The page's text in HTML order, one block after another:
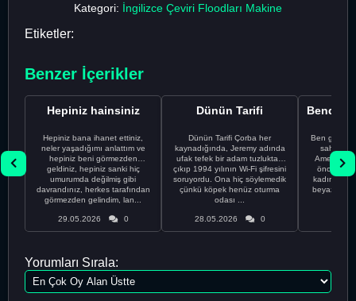
Kategori: İngilizce Çeviri Floodları Makine
Etiketler:
Benzer İçerikler
Hepiniz hainsiniz
Hepiniz bana ihanet ettiniz,
neler yaşadığımı anlattım ve
hepiniz beni görmezden
geldiniz, hepiniz sanki hiç
umurumda değilmiş gibi
davrandınız, herkes tarafından
görmezden gelindim, lan...
29.05.2026 0
Dünün Tarifi
Dünün Tarifi Çorba her
kaynadığında, Jeremy adında
ufak tefek bir adam tuzluktan
çıkıp 1994 yılının Wi-Fi şifresini
soruyordu. Ona hiç söylemedik
çünkü köpek henüz oturma
odası ...
28.05.2026 0
Ben gururlu
sahip
önce
kadınla
beyaz
Yorumları Sırala: